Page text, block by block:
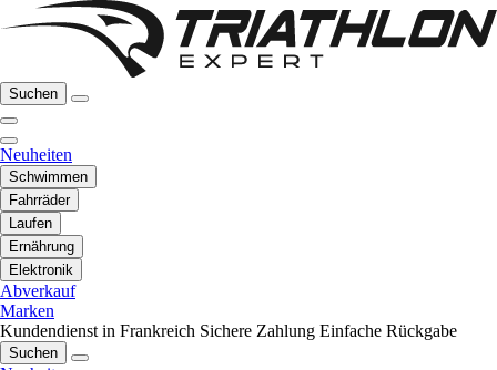
Suchen
Neuheiten
Schwimmen
Fahrräder
Laufen
Ernährung
Elektronik
Abverkauf
Marken
Kundendienst in Frankreich Sichere Zahlung Einfache Rückgabe
Suchen